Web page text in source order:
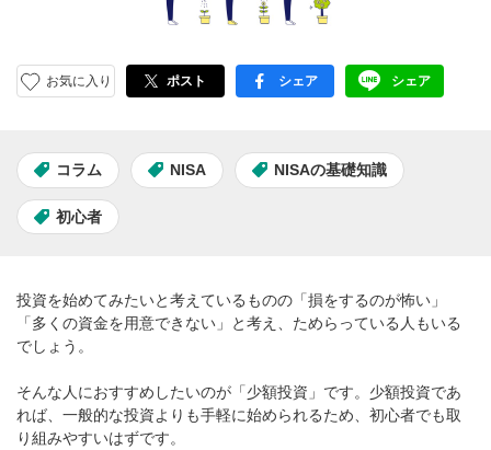
お気に入り ポスト facebook
シェア LINE
シェア
コラム NISA NISAの基礎知識
初心者
投資を始めてみたいと考えているものの「損をするのが怖い」
「多くの資金を用意できない」と考え、ためらっている人もいる
でしょう。
そんな人におすすめしたいのが「少額投資」です。少額投資であ
れば、一般的な投資よりも手軽に始められるため、初心者でも取
り組みやすいはずです。